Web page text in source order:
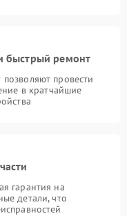
быстрый ремонт
провести
в кратчайшие
гарантия на
детали, что